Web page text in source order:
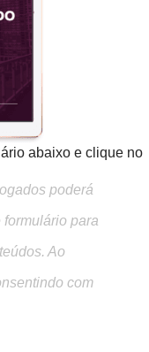
abaixo e clique no
poderá
para
Ao
com